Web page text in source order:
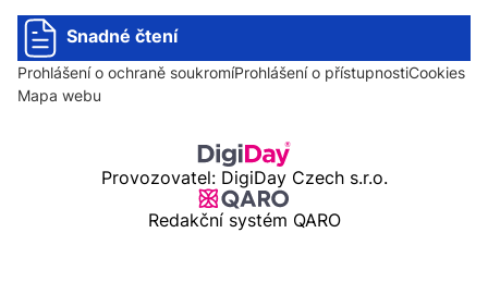
Snadné čtení
Prohlášení o ochraně soukromíProhlášení o přístupnostiCookies
Mapa webu
Provozovatel: DigiDay Czech s.r.o.
Redakční systém QARO